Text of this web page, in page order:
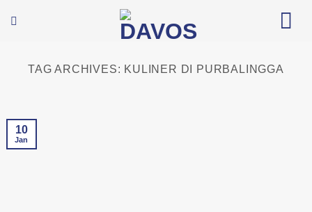
TAG ARCHIVES: KULINER DI PURBALINGGA
10
Jan